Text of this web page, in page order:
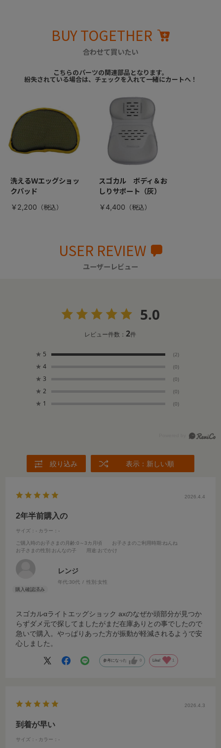
BUY TOGETHER
合わせて買いたい
こちらのパーツの関連部品となります。
紛失されている場合は、チェックを入れて一緒にカートへ！
洗えるＷエッグショッ
クパッド
￥2,200
スゴカル ボディ＆お
しりサポート（灰）
￥4,400
USER REVIEW
ユーザーレビュー
5.0
レビュー件数：2件
★ 5 (2)
★ 4 (0)
★ 3 (0)
★ 2 (0)
★ 1 (0)
絞り込み 表示：新しい順
2026.4.4
2年半前購入の
サイズ：- カラー：-
ご購入時のお子さまの月齢:0～3カ月頃 お子さまのご利用時期 :ねんね
お子さまの性別 :おんなの子 用途:おでかけ
レンジ
年代:30代 性別:女性
スゴカルαライトエッグショック axのなぜか頭部分が見つか
らずダメ元で探してましたがまだ在庫ありとの事でしたので
急いで購入。やっぱりあった方が振動が軽減されるようで安
心しました。
参考になった 0 Like! 1
2026.4.3
到着が早い
サイズ：- カラー：-